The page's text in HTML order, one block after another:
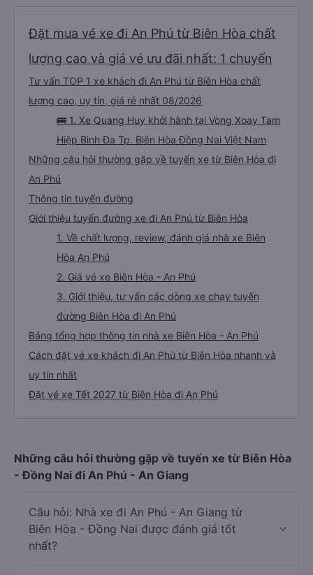
Đặt mua vé xe đi An Phú từ Biên Hòa chất
lượng cao và giá vé ưu đãi nhất: 1 chuyến
Tư vấn TOP 1 xe khách đi An Phú từ Biên Hòa chất
lượng cao, uy tín, giá rẻ nhất 08/2026
🚌 1. Xe Quang Huy khởi hành tại Vòng Xoay Tam
Hiệp Bình Đa Tp. Biên Hòa Đồng Nai Việt Nam
Những câu hỏi thường gặp về tuyến xe từ Biên Hòa đi
An Phú
Thông tin tuyến đường
Giới thiệu tuyến đường xe đi An Phú từ Biên Hòa
1. Về chất lượng, review, đánh giá nhà xe Biên
Hòa An Phú
2. Giá vé xe Biên Hòa - An Phú
3. Giới thiệu, tư vấn các dòng xe chạy tuyến
đường Biên Hòa đi An Phú
Bảng tổng hợp thông tin nhà xe Biên Hòa - An Phú
Cách đặt vé xe khách đi An Phú từ Biên Hòa nhanh và
uy tín nhất
Đặt vé xe Tết 2027 từ Biên Hòa đi An Phú
Những câu hỏi thường gặp về tuyến xe từ Biên Hòa
- Đồng Nai đi An Phú - An Giang
Câu hỏi: Nhà xe đi An Phú - An Giang từ
Biên Hòa - Đồng Nai được đánh giá tốt
nhất?